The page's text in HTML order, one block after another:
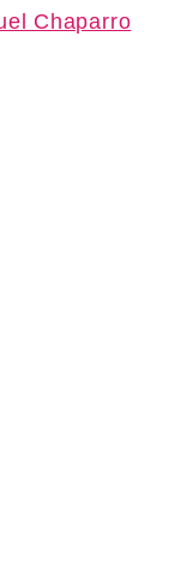
Chaparro